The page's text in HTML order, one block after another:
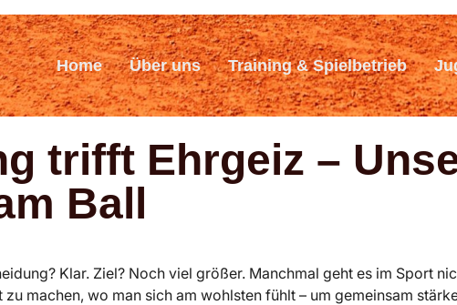
Home Über uns Training & Spielbetrieb
trifft Ehrgeiz –
Ball
Klar. Ziel? Noch viel größer. Manchmal geht es im Sport
machen, wo man sich am wohlsten fühlt – um gemeinsam